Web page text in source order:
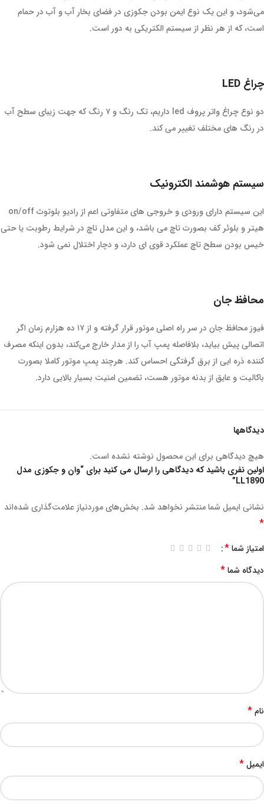
می‌شود، و این یک نوع ایمن بودن جکوزی در فضای بخار آب و آب در حمام
است، که از هر نظر از سیستم الکتریکی به دور است.
چراغ LED
دو نوع چراغ واتر پروف led داریم، تک رنگ و ۷ رنگ که جهت زیبای سطح آب
در رنگ های مختلف تغییر می کند.
سیستم هوشمند الکترونیک
این سیستم دارای ورودی و خروجی های متفاوتی اعم از رادیو بلوتوث on/off
هیتر و بلوئر کف بصورت تاچ می باشد، و این مدل تاچ در شرایط رطوبت یا حتی
خیس بودن سطح تاچ عملکرد قوی ای دارد، و دچار اختلال نمی شود.
محافظ جان
فیوز محافظ جان در سر راه اصلی موتور قرار گرفته و از ۱۷ ده هزارم زمان اگر
اتصالی پیش بیاید، بلافاصله پمپ آب را از مدار خارج می‌کند، بدون اینکه مصرف
کننده ذره ایی از برق گرفتگی احساس کند. هرچند پمپ موتور کاملا بصورت
باکالیت و عایق از بدنه موتور هست، تضمین امنیت بسیار بالایی دارد.
دیدگاهها
هیچ دیدگاهی برای این محصول نوشته نشده است.
اولین نفری باشید که دیدگاهی را ارسال می کنید برای “وان و جکوزی مدل
LL1890”
نشانی ایمیل شما منتشر نخواهد شد. بخش‌های موردنیاز علامت‌گذاری شده‌اند
*
امتیاز شما*
دیدگاه شما*
نام*
ایمیل*